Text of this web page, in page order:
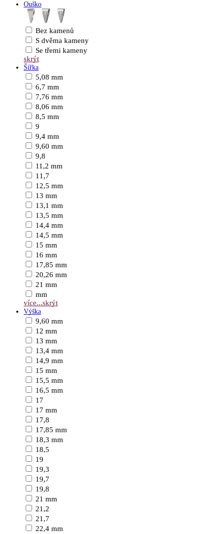
Ouško
Bez kamenů
S dvěma kameny
Se třemi kameny
skrýt
Šířka
5,08 mm
6,7 mm
7,76 mm
8,06 mm
8,5 mm
9
9,4 mm
9,60 mm
9,8
11,2 mm
11,7
12,5 mm
13 mm
13,1 mm
13,5 mm
14,4 mm
14,5 mm
15 mm
16 mm
17,85 mm
20,26 mm
21 mm
mm
více...skrýt
Výška
9,60 mm
12 mm
13 mm
13,4 mm
14,9 mm
15 mm
15,5 mm
16,5 mm
17
17 mm
17,8
17,85 mm
18,3 mm
18,5
19
19,3
19,7
19,8
21 mm
21,2
21,7
22,4 mm